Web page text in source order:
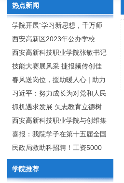
热点新闻
学院开展“学习新思想，千万师
生同上一堂课”活动
西安高新区2023年公办学校
（园） 公开招聘教职工公告
西安高新科技职业学院张敏书记
为全院师生党员上党课
技能大赛展风采 捷报频传创佳
绩：西安高新科技职业学院师生
在2023年陕西省职业技能大赛中
取佳绩
春风送岗位，援助暖人心 | 助力
毕业生求职就业
习近平：努力成长为对党和人民
忠诚可靠、堪当时代重任的栋梁
之才
抓机遇求发展 矢志教育立德树
人：西安高新科技职业学院召开
2020年年终总结暨表彰网络视频
会
西安高新科技职业学院与创维集
团举行校企合作签约仪式
喜报：我院学子在第十五届全国
大学生广告艺术大赛（大广
赛）、第十一届未来设计师.高校
数字艺术设计大赛（NCDA）国
民政局救助科招聘！工资5000
元/月
学院推荐